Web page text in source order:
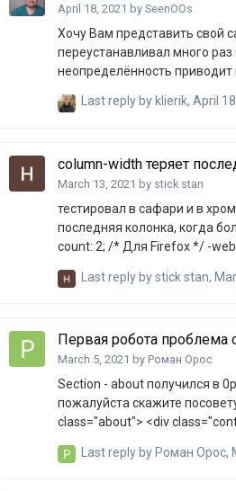
April 18, 2021 by SeenOOs
Хочу Вам представить свой сайт - nexROM.ru Полтора
переустанавливал много раз
неопределённость приводит
более прошлый опыт мне
здесь пользователя должно
Last reply by klierik, April
column-width теряет
March 13, 2021 by stick stan
тестировал в сафари и в
последняя колонка, когда
count: 2; /* Для Firefox */ -webkit-column-count: 2; /* Для Safari и Chrome */ -webkit-column-width:
Last reply bystick stan,
Первая робота проблема
March 5, 2021 by Роман Орос
Section - about получился в
пожалуйста скажите
class="about"> <div class="conteiner"> <div class="galery"> <img class="galeru-img" src="img/Frame
class="about-
Last reply by Роман Орос,